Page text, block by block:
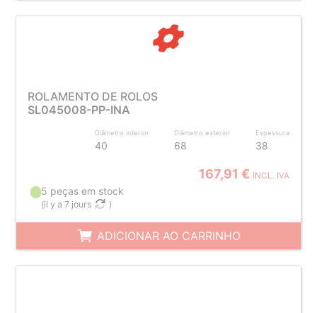
ROLAMENTO DE ROLOS
SL045008-PP-INA
Diâmetro interior
40
Diâmetro exterior
68
Espessura
38
167,91 € INCL. IVA
5 peças em stock
(il y a 7 jours )
ADICIONAR AO CARRINHO